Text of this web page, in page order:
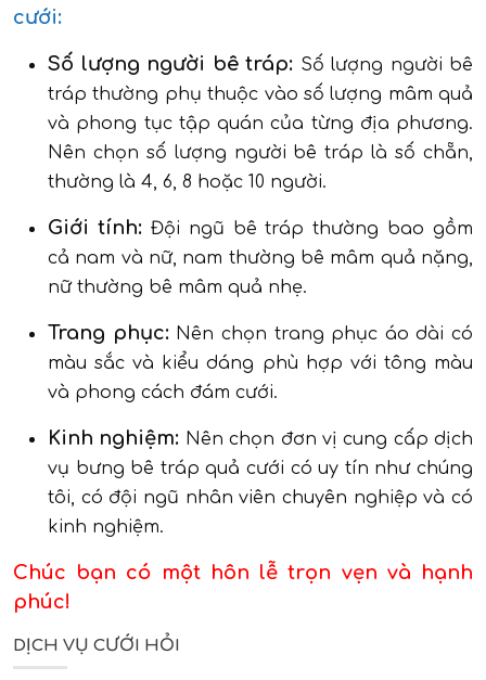
cưới:
Số lượng người bê tráp: Số lượng người bê
tráp thường phụ thuộc vào số lượng mâm quả
và phong tục tập quán của từng địa phương.
Nên chọn số lượng người bê tráp là số chẵn,
thường là 4, 6, 8 hoặc 10 người.
Giới tính:Đội ngũ bê tráp thường bao gồm
cả nam và nữ, nam thường bê mâm quả nặng,
nữ thường bê mâm quả nhẹ.
Trang phục:Nên chọn trang phục áo dài có
màu sắc và kiểu dáng phù hợp với tông màu
và phong cách đám cưới.
Kinh nghiệm: Nên chọn đơn vị cung cấp dịch
vụ bưng bê tráp quả cưới có uy tín như chúng
tôi, có đội ngũ nhân viên chuyên nghiệp và có
kinh nghiệm.
Chúc bạn có một hôn lễ trọn vẹn và hạnh
phúc!
DỊCH VỤ CƯỚI HỎI